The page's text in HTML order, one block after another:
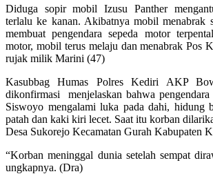
Diduga sopir mobil Izusu Panther
terlalu ke kanan. Akibatnya mobil menabrak
membuat pengendara sepeda motor
motor, mobil terus melaju dan menabrak Pos
rujak milik Marini (47)
Kasubbag Humas Polres Kediri AKP
dikonfirmasi menjelaskan bahwa
Siswoyo mengalami luka pada dahi, hidung
patah dan kaki kiri lecet. Saat itu korban
Desa Sukorejo Kecamatan Gurah Kabupaten
“Korban meninggal dunia setelah sempat
ungkapnya. (Dra)